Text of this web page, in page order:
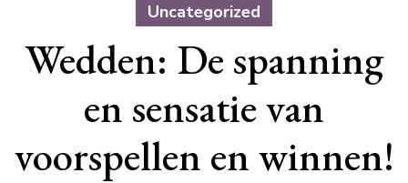
Uncategorized
Wedden: De spanning
en sensatie van
voorspellen en winnen!